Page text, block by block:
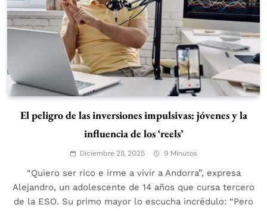
El peligro de las inversiones impulsivas: jóvenes y la
influencia de los ‘reels’
Diciembre 28, 2025 9 Minutos
“Quiero ser rico e irme a vivir a Andorra”, expresa
Alejandro, un adolescente de 14 años que cursa tercero
de la ESO. Su primo mayor lo escucha incrédulo: “Pero